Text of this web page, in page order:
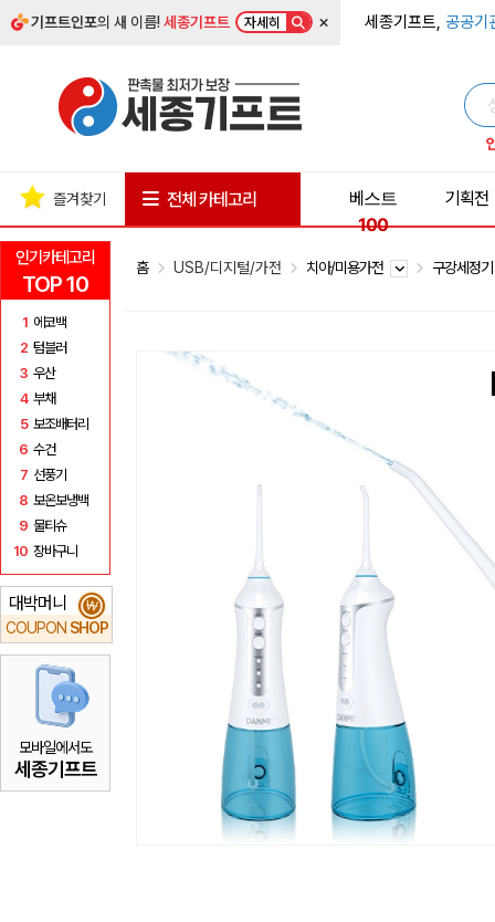
기프트인포의 새 이름!세종기프트 자세히 × 세종기프트, 공공기
인기카테고리
TOP 10
1 에코백
2 텀블러
3 우산
4 부채
5 보조배터리
6 수건
7 선풍기
8 보온보냉백
9 물티슈
10 장바구니
대박머니
COUPON SHOP
₩
모바일에서도
세종기프트
즐겨찾기 전체 카테고리
베스트
100
기획전
홈 USB/디지털/가전 치아/미용가전 구강세정